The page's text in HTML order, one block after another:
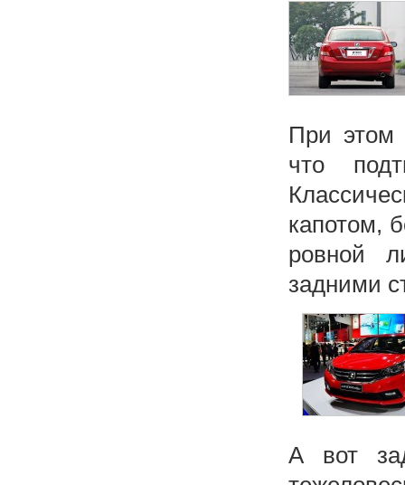
При этом
что
капотом,
ровной
задними
А вот